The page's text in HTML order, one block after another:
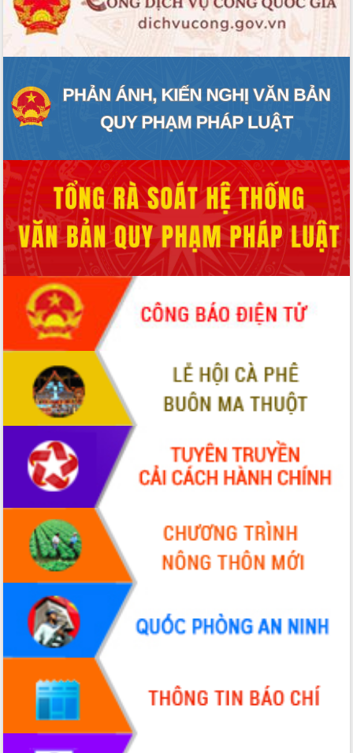
Đắk Lắk đẩy mạnh nuôi biển công
nghệ, hướng tới phát triển thủy sản
bền vững
Tập huấn nâng cao năng lực triển khai
cấp xã
Đắk Lắk phát động hưởng ứng Ngày
Quyền của người tiêu dùng Việt Nam
Đẩy mạnh cải cách hành chính, quyết
tâm đạt được mục tiêu tăng trưởng
hai con số trong năm 2026
Tổ chức trang trọng Lễ hội Đền thờ
Lương Văn Chánh năm 2026
Phó Bí thư Tỉnh ủy Đắk Lắk Đỗ Hữu
Huy giữ chức Bí thư Đảng ủy Ủy Ban
Nhân dân tỉnh
Bệnh án điện tử thúc đẩy chuyển đổi
số y tế tại Đắk Lắk
Chuyển đổi số thư viện: Mở rộng
không gian tri thức trong thời đại số
Đánh giá, rút kinh nghiệm công tác tổ
chức diễn tập trước ngày bầu cử
Chương trình “Gặp gỡ hữu nghị –
Friendship Meeting New Year 2026”
Bầu cử Quốc hội và HĐND: Cử tri Đắk
Lắk gửi gắm niềm tin, kỳ vọng vào lá
phiếu
Đắk Lắk sẵn sàng các điều kiện cho
Ngày hội bầu cử đại biểu Quốc hội
khóa XVI và HĐND các cấp nhiệm kỳ
2026-2031
Đảm bảo cuộc bầu cử đại biểu Quốc
hội và đại biểu HĐND các cấp diễn ra
an toàn, hiệu quả, đúng quy định
Thủ tướng Chính phủ Phạm Minh Chính
kiểm tra, chỉ đạo hoàn thành các dự
án cao tốc và thăm khu tái định cư tại
Đắk Lắk
Sôi nổi Hội đua ngựa truyền thống Gò
Thì Thùng mừng Xuân Bính Ngọ 2026
Lãnh đạo tỉnh dâng hương tưởng niệm
tại Đập Đồng Cam đầu Xuân Bính Ngọ
Ngành nông nghiệp phấn đấu tăng